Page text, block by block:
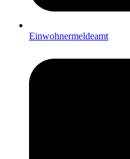
Einwohnermeldeamt